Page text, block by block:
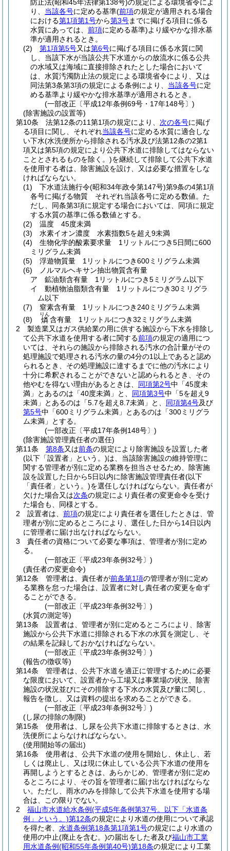
防止法(昭和45年法律第138号)の規定による環境省令によ
り、 当該各号に定める基準(前項の規定が適用される場合
における第1項第1号から第3号までに掲げる項目に係る
水質にあっては、 前項に定める基準)より緩やかな排水基
準が適用されるとき。
(2)
第1項第5号又は第6号に掲げる項目に係る水質に関
し、当該下水が当該公共下水道からの放流水に係る公共
の水域又は海域に直接排除されたとした場合において
は、水質汚濁防止法の規定による環境省令により、又は
同法第3条第3項の規定による条例により、 当該各号に定
める基準より緩やかな排水基準が適用されるとき。
(一部改正〔平成12年条例69号・17年148号〕)
(除害施設の設置等)
第10条
法第12条の11第1項の規定により、 次の各号に掲げ
る項目に関し、それぞれ当該各号に定める水質に適合しな
い下水(水洗便所から排除される汚水及び法第12条の2第1
項又は第5項の規定により公共下水道に排除してはならない
こととされるものを除く。)を継続して排除して公共下水道
を使用する者は、除害施設を設け、又は必要な措置をしな
ければならない。
(1)
下水道法施行令(昭和34年政令第147号)第9条の4第1項
各号に掲げる物質 それぞれ当該各号に定める数値。 た
だし、同条第3項に規定する場合においては、同項に規定
する水質の基準に係る数値とする。
(2)
温度 45度未満
(3)
水素イオン濃度 水素指数5を超え9未満
(4)
生物化学的酸素要求量 1リットルにつき5日間に600
ミリグラム未満
(5)
浮遊物質量 1リットルにつき600ミリグラム未満
(6)
ノルマルヘキサン抽出物質含有量
ア
鉱油類含有量 1リットルにつき5ミリグラム以下
イ
動植物油脂類含有量 1リットルにつき30ミリグラ
ム以下
(7)
窒素含有量 1リットルにつき240ミリグラム未満
(8)
燐
りん
含有量 1リットルにつき32ミリグラム未満
2
製造業又はガス供給業の用に供する施設から下水を排除し
て公共下水道を使用する者に関する前項の規定の適用につ
いては、それらの施設から排除される汚水の合計量がその
処理施設で処理される汚水の量の4分の1以上であると認め
られるとき、その処理施設に達するまでに他の汚水により
十分に希釈されることができないと認められるとき、その
他やむを得ない理由があるときは、 同項第2号中「45度未
満」とあるのは「40度未満」と、 同項第3号中「5を超え9
未満」とあるのは「5.7を超え8.7未満」と、 同項第4号及び
第5号中「600ミリグラム未満」とあるのは「300ミリグラ
ム未満」とする。
(一部改正〔平成17年条例148号〕)
(除害施設管理責任者の選任)
第11条
第8条又は前条の規定により除害施設を設置した者
(以下「設置者」という。)は、当該除害施設の維持管理に
関する管理者が別に定める業務を担当させるため、除害施
設を設置した日から5日以内に除害施設管理責任者(以下
「責任者」という。)を選任しなければならない。 責任者が
欠けた場合又は次条の規定により責任者の変更命令を受け
た場合も、同様とする。
2
設置者は、 前項の規定により責任者を選任したときは、管
理者が別に定めるところにより、選任した日から14日以内
に管理者に届け出なければならない。
3
責任者の資格について必要な事項は、管理者が別に定め
る。
(一部改正〔平成23年条例32号〕)
(責任者の変更命令)
第12条
管理者は、責任者が前条第1項の管理者が別に定め
る業務を怠った場合は、設置者に対し責任者の変更を命ず
ることができる。
(一部改正〔平成23年条例32号〕)
(水質の測定等)
第13条
設置者は、管理者が別に定めるところにより、除害
施設から公共下水道に排除される下水の水質を測定し、そ
の結果を記録しておかなければならない。
(一部改正〔平成23年条例32号〕)
(報告の徴収等)
第14条
管理者は、公共下水道を適正に管理するために必要
な限度において、設置者から工場又は事業場の状況、除害
施設の状況並びにその排除する下水の水質及び量に関し、
報告を徴し、又は資料の提出を求めることができる。
(一部改正〔平成23年条例32号〕)
(し尿の排除の制限)
第15条
使用者は、し尿を公共下水道に排除するときは、水
洗便所によらなければならない。
(使用開始等の届出)
第16条
使用者は、公共下水道の使用を開始し、休止し、若
しくは廃止し、又は現に休止している公共下水道の使用を
再開しようとするときは、あらかじめ、管理者が別に定め
るところにより、その旨を管理者に届け出なければならな
い。 ただし、雨水のみを排除して公共下水道を使用する場
合は、この限りでない。
2
福山市水道給水条例(平成5年条例第37号。以下「水道条
例」という。)第12条の規定により水道の使用について承認
を得た者、 水道条例第18条第1項第1号の規定により水道の
使用の中止(廃止を含む。)の届出をした者及び福山市工業
用水道条例(昭和55年条例第40号)第18条の規定により工業